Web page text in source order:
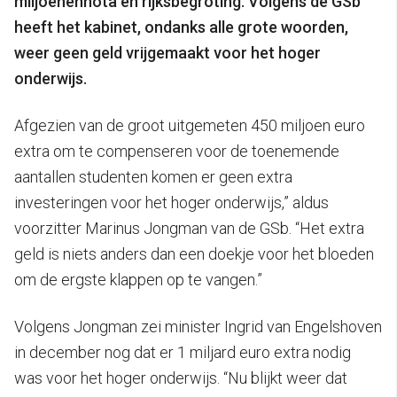
heeft het kabinet, ondanks alle grote woorden,
weer geen geld vrijgemaakt voor het hoger
onderwijs.
Afgezien van de groot uitgemeten 450 miljoen euro
extra om te compenseren voor de toenemende
aantallen studenten komen er geen extra
investeringen voor het hoger onderwijs,” aldus
voorzitter Marinus Jongman van de GSb. “Het extra
geld is niets anders dan een doekje voor het bloeden
om de ergste klappen op te vangen.”
Volgens Jongman zei minister Ingrid van Engelshoven
in december nog dat er 1 miljard euro extra nodig
was voor het hoger onderwijs. “Nu blijkt weer dat